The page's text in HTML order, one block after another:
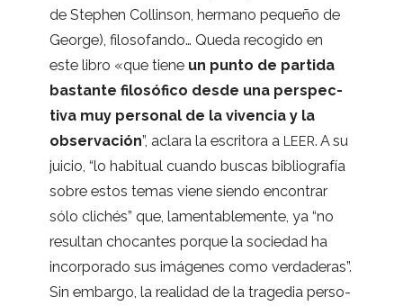
de Step­hen Collin­son, her­mano pequeño de
George), filo­so­fando… Queda reco­gido en
este libro «que tiene un punto de par­tida
bas­tante filo­só­fico desde una pers­pec­
tiva muy per­so­nal de la viven­cia y la
obser­va­ción”, aclara la escri­tora a LEER. A su
jui­cio, “lo habi­tual cuando bus­cas biblio­gra­fía
sobre estos temas viene siendo encon­trar
sólo cli­chés” que, lamen­ta­ble­mente, ya “no
resul­tan cho­can­tes por­que la socie­dad ha
incor­po­rado sus imá­ge­nes como ver­da­de­ras”.
Sin embargo, la reali­dad de la tra­ge­dia per­so­